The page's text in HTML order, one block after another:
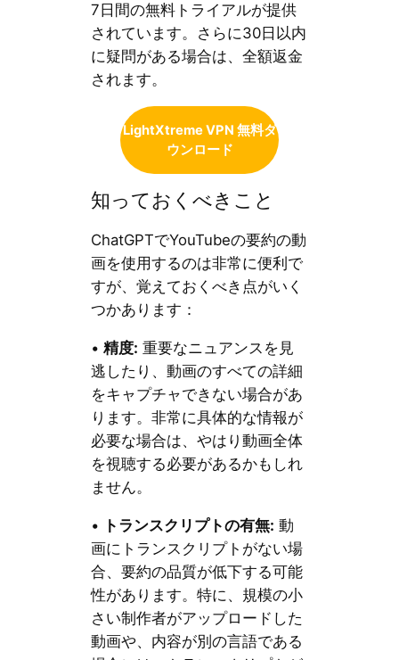
7日間の無料トライアルが提供
されています。さらに30日以内
に疑問がある場合は、全額返金
されます。
LightXtreme VPN 無料ダ
ウンロード
知っておくべきこと
ChatGPTでYouTubeの要約の動
画を使用するのは非常に便利で
すが、覚えておくべき点がいく
つかあります：
• 精度: 重要なニュアンスを見
逃したり、動画のすべての詳細
をキャプチャできない場合があ
ります。非常に具体的な情報が
必要な場合は、やはり動画全体
を視聴する必要があるかもしれ
ません。
• トランスクリプトの有無: 動
画にトランスクリプトがない場
合、要約の品質が低下する可能
性があります。特に、規模の小
さい制作者がアップロードした
動画や、内容が別の言語である